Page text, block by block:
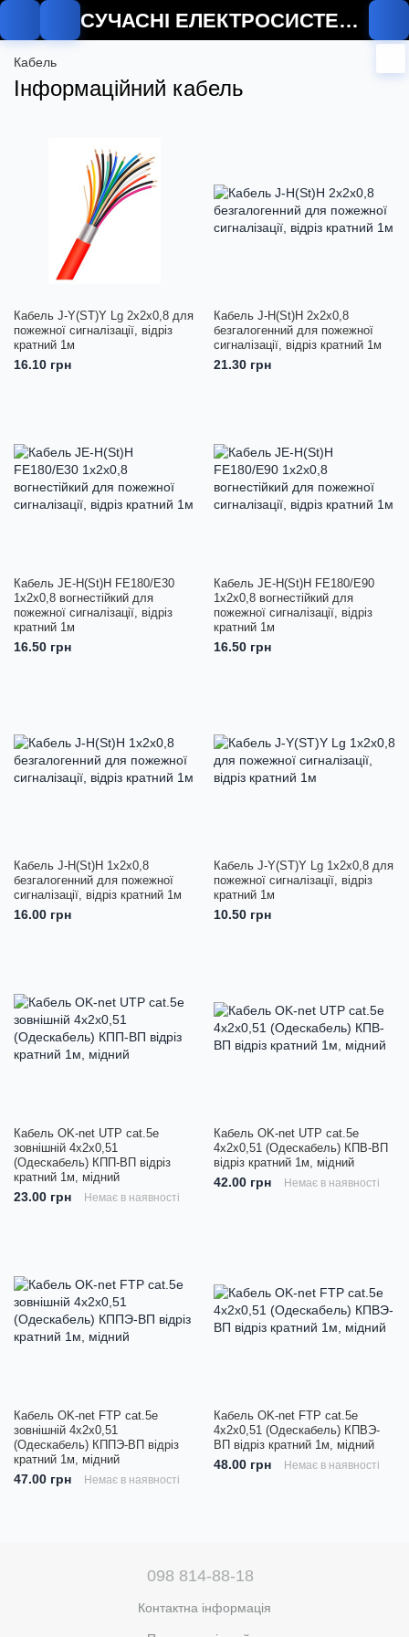
СУЧАСНІ ЕЛЕКТРОСИСТЕМИ
Кабель
Інформаційний кабель
Кабель J-Y(ST)Y Lg 2x2x0,8 для
пожежної сигналізації, відріз
кратний 1м
16.10 грн
Кабель J-H(St)H 2x2x0,8
безгалогенний для пожежної
сигналізації, відріз кратний 1м
21.30 грн
Кабель JE-H(St)H FE180/E30
1x2x0,8 вогнестійкий для
пожежної сигналізації, відріз
кратний 1м
16.50 грн
Кабель JE-H(St)H FE180/E90
1x2x0,8 вогнестійкий для
пожежної сигналізації, відріз
кратний 1м
16.50 грн
Кабель J-H(St)H 1x2x0,8
безгалогенний для пожежної
сигналізації, відріз кратний 1м
16.00 грн
Кабель J-Y(ST)Y Lg 1x2x0,8 для
пожежної сигналізації, відріз
кратний 1м
10.50 грн
Кабель OK-net UTP cat.5е
зовнішній 4х2х0,51
(Одескабель) КПП-ВП відріз
кратний 1м, мідний
23.00 грн Немає в наявності
Кабель OK-net UTP cat.5e
4x2x0,51 (Одескабель) КПВ-ВП
відріз кратний 1м, мідний
42.00 грн Немає в наявності
Кабель OK-net FTP cat.5е
зовнішній 4х2х0,51
(Одескабель) КППЭ-ВП відріз
кратний 1м, мідний
47.00 грн Немає в наявності
Кабель OK-net FTP cat.5е
4х2х0,51 (Одескабель) КПВЭ-
ВП відріз кратний 1м, мідний
48.00 грн Немає в наявності
098 814-88-18
Контактна інформація